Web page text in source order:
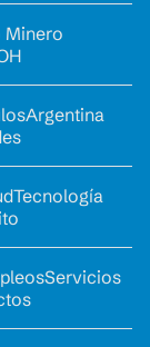
Minero
Argentina
Tecnología
Servicios